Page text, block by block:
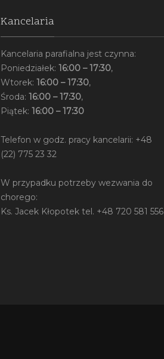
Kancelaria
Kancelaria parafialna jest czynna:
Poniedziałek: 16:00 – 17:30,
Wtorek: 16:00 – 17:30,
Środa: 16:00 – 17:30,
Piątek: 16:00 – 17:30
Telefon w godz. pracy kancelarii: +48
(22) 775 23 32
W przypadku potrzeby wezwania do
chorego:
Ks. Jacek Kłopotek tel. +48 720 581 556